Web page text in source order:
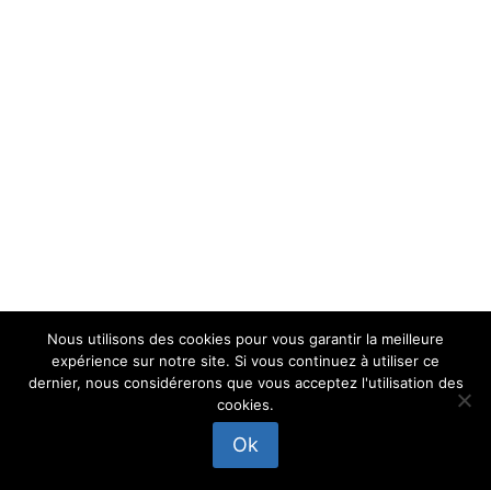
© 2026 JB3D ROLLERCYCLE - Thème WordPress par
Kadence WP
Nous utilisons des cookies pour vous garantir la meilleure
expérience sur notre site. Si vous continuez à utiliser ce
dernier, nous considérerons que vous acceptez l'utilisation des
cookies.
Ok